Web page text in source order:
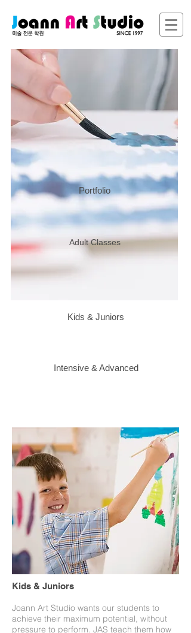
Portfolio
Adult Classes
Kids & Juniors
Intensive & Advanced
Kids & Juniors
Joann Art Studio wants our students to
achieve their maximum potential, without
pressure to perform. JAS teach them how